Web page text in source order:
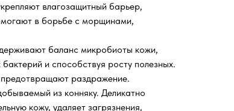
влагозащитный барьер,
в борьбе с морщинами,
баланс микробиоты кожи,
и способствуя росту полезных.
раздражение.
из конняку. Деликатно
кожу, удаляет загрязнения,